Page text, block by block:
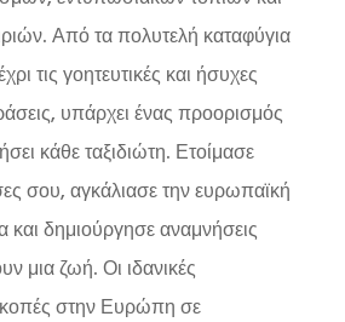
Από τα πολυτελή καταφύγια
τις γοητευτικές και ήσυχες
υπάρχει ένας προορισμός
κάθε ταξιδιώτη. Ετοίμασε
σου, αγκάλιασε την ευρωπαϊκή
και δημιούργησε αναμνήσεις
μια ζωή. Οι ιδανικές
στην Ευρώπη σε